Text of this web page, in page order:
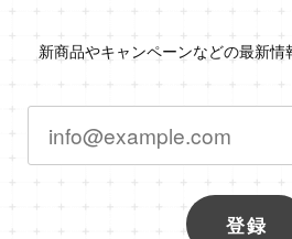
新商品やキャンペーンなどの最新情
登録